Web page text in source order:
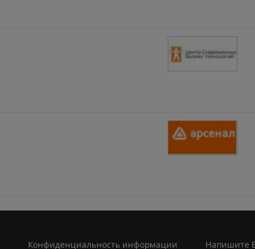
Конфиденциальность информации Напишите